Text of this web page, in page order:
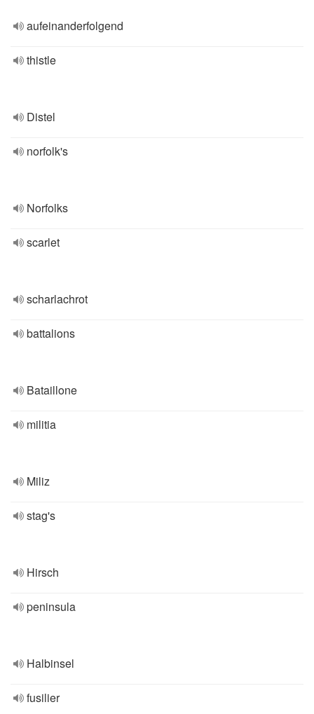
aufeinanderfolgend
thistle
Distel
norfolk's
Norfolks
scarlet
scharlachrot
battalions
Bataillone
militia
Miliz
stag's
Hirsch
peninsula
Halbinsel
fusilier